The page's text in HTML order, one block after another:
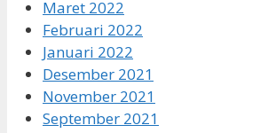
Maret 2022
Februari 2022
Januari 2022
Desember 2021
November 2021
September 2021